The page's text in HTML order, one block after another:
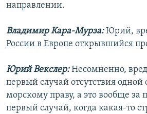
направлении.
Владимир Кара-Мурза:Юрий,
России в Европе открывшийся
Юрий Векслер:Несомненно,
первый случай отсутствия одной
морскому праву, а это вообще за
первый случай, когда какая-то